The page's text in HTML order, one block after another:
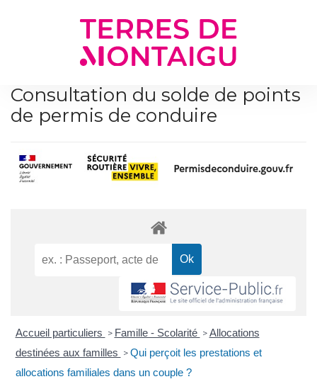
Consultation du solde de points
de permis de conduire
Accueil particuliers > Famille - Scolarité > Allocations
destinées aux familles > Qui perçoit les prestations et
allocations familiales dans un couple ?